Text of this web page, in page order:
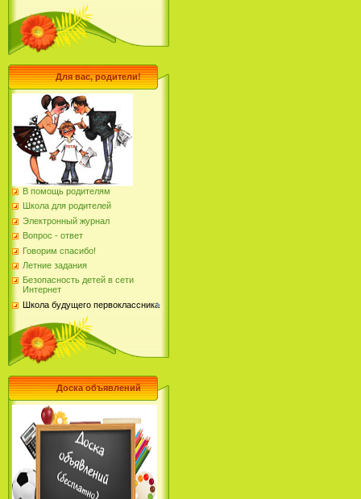
Для вас, родители!
В помощь родителям
Школа для родителей
Электронный журнал
Вопрос - ответ
Говорим спасибо!
Летние задания
Безопасность детей в сети
Интернет
Школа будущего первоклассника
Доска объявлений